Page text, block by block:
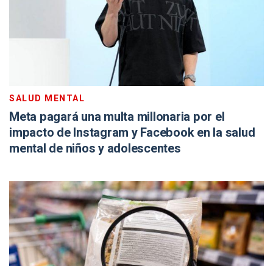
SALUD MENTAL
Meta pagará una multa millonaria por el
impacto de Instagram y Facebook en la salud
mental de niños y adolescentes